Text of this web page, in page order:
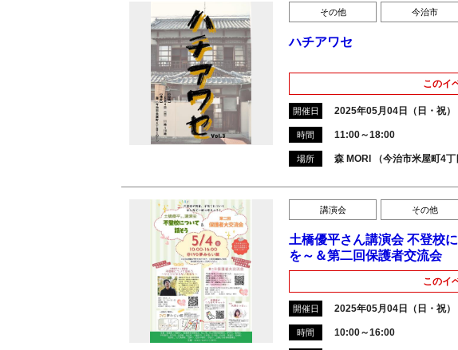
その他 今治市
ハチアワセ
このイ
開催日 2025年05月04日（日・祝）
時間 11:00～18:00
場所 森 MORI （今治市米屋町4丁
講演会 その他
土橋優平さん講演会 不登校
を～＆第二回保護者交流会
このイ
開催日 2025年05月04日（日・祝）
時間 10:00～16:00